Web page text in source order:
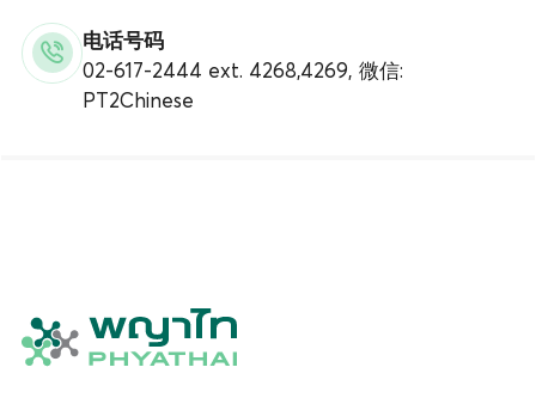
电话号码
02-617-2444 ext. 4268,4269, 微信:
PT2Chinese